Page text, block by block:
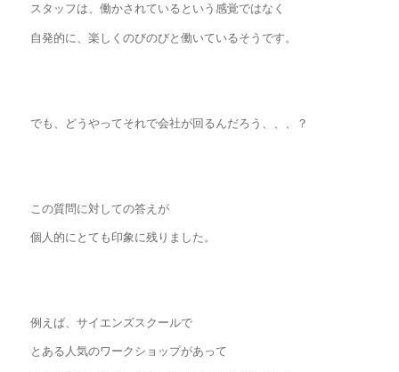
スタッフは、働かされているという感覚ではなく
自発的に、楽しくのびのびと働いているそうです。
でも、どうやってそれで会社が回るんだろう、、、？
この質問に対しての答えが
個人的にとても印象に残りました。
例えば、サイエンズスクールで
とある人気のワークショップがあって